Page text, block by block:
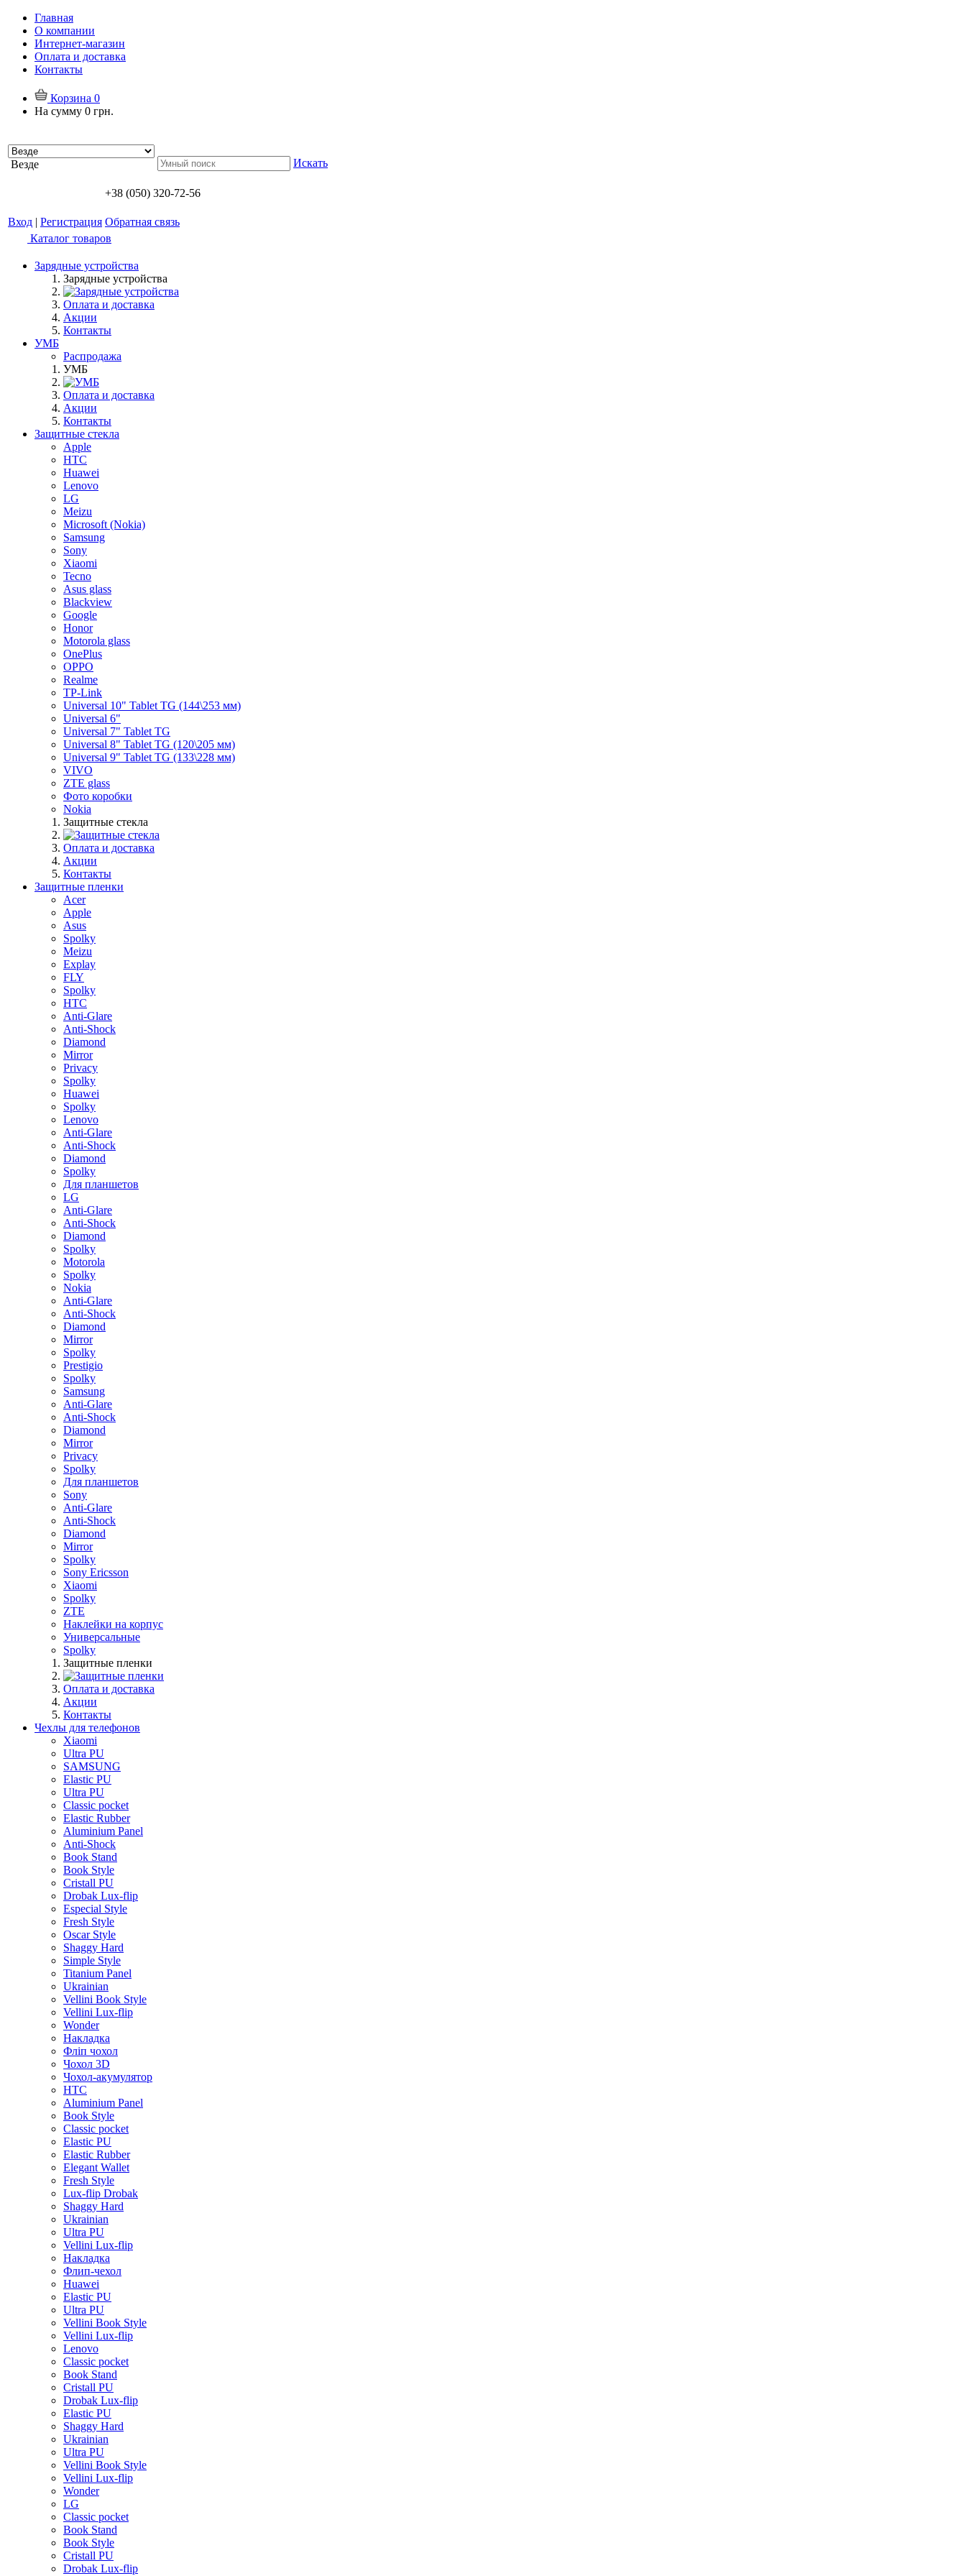
Главная
О компании
Интернет-магазин
Оплата и доставка
Контакты
Корзина 0
На сумму 0 грн.
Везде Искать
+38 (050) 320-72-56
Вход | Регистрация Обратная связь
Каталог товаров
Зарядные устройства
Зарядные устройства
Оплата и доставка
Акции
Контакты
УМБ
Распродажа
УМБ
Оплата и доставка
Акции
Контакты
Защитные стекла
Apple
HTC
Huawei
Lenovo
LG
Meizu
Microsoft (Nokia)
Samsung
Sony
Xiaomi
Tecno
Asus glass
Blackview
Google
Honor
Motorola glass
OnePlus
OPPO
Realme
TP-Link
Universal 10" Tablet TG (144\253 мм)
Universal 6"
Universal 7" Tablet TG
Universal 8" Tablet TG (120\205 мм)
Universal 9" Tablet TG (133\228 мм)
VIVO
ZTE glass
Фото коробки
Nokia
Защитные стекла
Оплата и доставка
Акции
Контакты
Защитные пленки
Acer
Apple
Asus
Spolky
Meizu
Explay
FLY
Spolky
HTC
Anti-Glare
Anti-Shock
Diamond
Mirror
Privacy
Spolky
Huawei
Spolky
Lenovo
Anti-Glare
Anti-Shock
Diamond
Spolky
Для планшетов
LG
Anti-Glare
Anti-Shock
Diamond
Spolky
Motorola
Spolky
Nokia
Anti-Glare
Anti-Shock
Diamond
Mirror
Spolky
Prestigio
Spolky
Samsung
Anti-Glare
Anti-Shock
Diamond
Mirror
Privacy
Spolky
Для планшетов
Sony
Anti-Glare
Anti-Shock
Diamond
Mirror
Spolky
Sony Ericsson
Xiaomi
Spolky
ZTE
Наклейки на корпус
Универсальные
Spolky
Защитные пленки
Оплата и доставка
Акции
Контакты
Чехлы для телефонов
Xiaomi
Ultra PU
SAMSUNG
Elastic PU
Ultra PU
Classic pocket
Elastic Rubber
Aluminium Panel
Anti-Shock
Book Stand
Book Style
Cristall PU
Drobak Lux-flip
Especial Style
Fresh Style
Oscar Style
Shaggy Hard
Simple Style
Titanium Panel
Ukrainian
Vellini Book Style
Vellini Lux-flip
Wonder
Накладка
Фліп чохол
Чохол 3D
Чохол-акумулятор
HTC
Aluminium Panel
Book Style
Classic pocket
Elastic PU
Elastic Rubber
Elegant Wallet
Fresh Style
Lux-flip Drobak
Shaggy Hard
Ukrainian
Ultra PU
Vellini Lux-flip
Накладка
Флип-чехол
Huawei
Elastic PU
Ultra PU
Vellini Book Style
Vellini Lux-flip
Lenovo
Classic pocket
Book Stand
Cristall PU
Drobak Lux-flip
Elastic PU
Shaggy Hard
Ukrainian
Ultra PU
Vellini Book Style
Vellini Lux-flip
Wonder
LG
Classic pocket
Book Stand
Book Style
Cristall PU
Drobak Lux-flip